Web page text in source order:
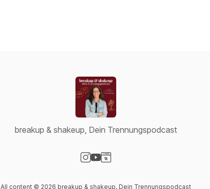
breakup & shakeup, Dein Trennungspodcast
All content © 2026 breakup & shakeup, Dein Trennungspodcast